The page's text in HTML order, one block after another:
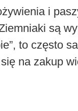
i
są
to często
na zakup